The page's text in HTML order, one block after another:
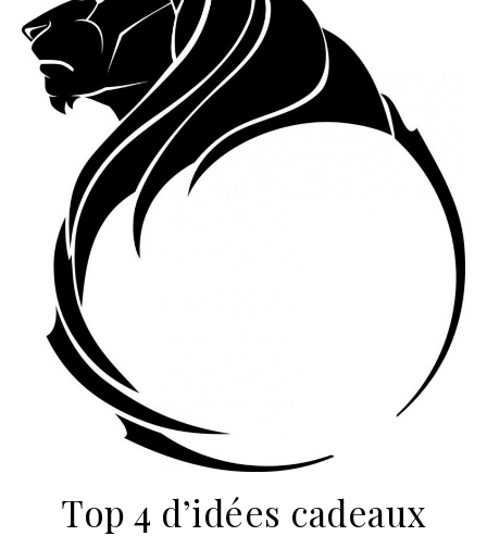
Top 4 d’idées cadeaux